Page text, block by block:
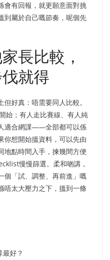
會有回報，就更願意面對挑
到屬於自己嘅節奏，呢個先
長比較，
就得
好真：唔需要同人比較。
始；有人走比賽線、有人純
適合網課——全部都可以係
你想開始搵資料，可以先由
地點時間入手，揀幾間方便
慢慢篩選。柔和啲講，
個「試、調整、再前進」嘅
唔太大壓力之下，搵到一條
好？